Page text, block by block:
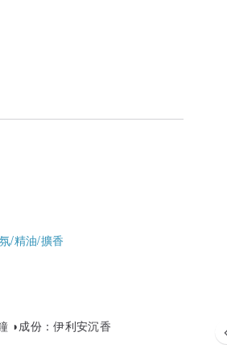
/精油/擴香
◗成份：伊利安沉香